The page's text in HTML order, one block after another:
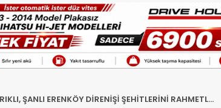
ŞANLI ERENKÖY DİRENİŞİ ŞEHİTLERİNİ RAHMETLE